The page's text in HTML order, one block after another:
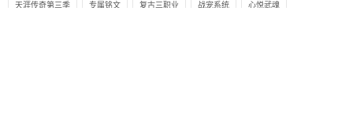
天涯传奇第三季 专属铭文 复古三职业 战宠系统 心悦武魂